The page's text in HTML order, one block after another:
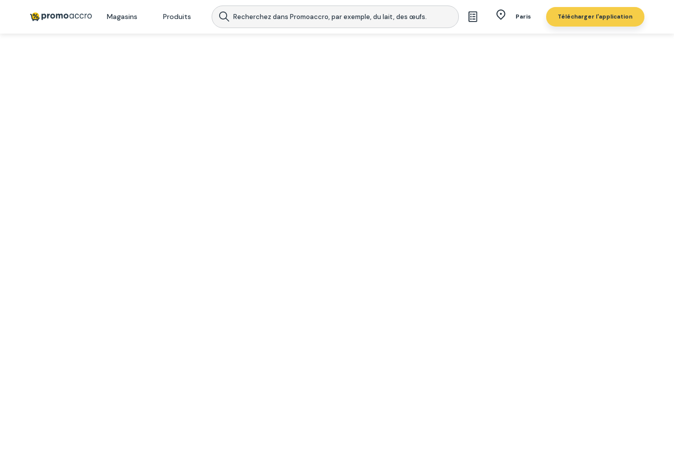
Magasins Produits Paris Télécharger l'application